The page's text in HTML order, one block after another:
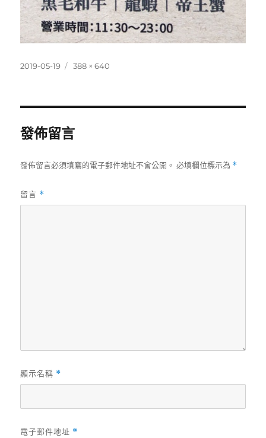
發
2019-05-19
完
388 × 640
發佈留言
發佈留言必須填寫的電子郵件地址不會公開。 必填欄位標示為 *
留言 *
顯示名稱 *
電子郵件地址 *